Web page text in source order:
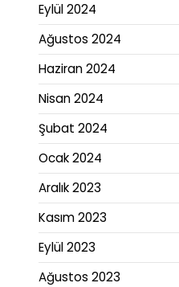
Eylül 2024
Ağustos 2024
Haziran 2024
Nisan 2024
Şubat 2024
Ocak 2024
Aralık 2023
Kasım 2023
Eylül 2023
Ağustos 2023